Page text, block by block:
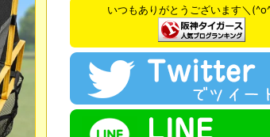
いつもありがとうございます＼